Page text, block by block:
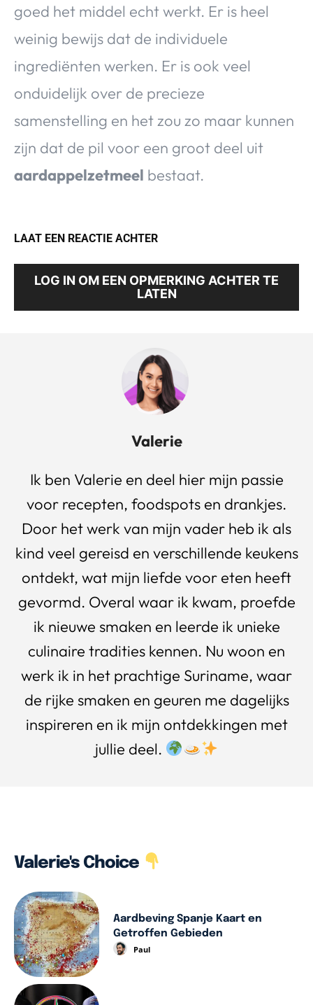
goed het middel echt werkt. Er is heel
weinig bewijs dat de individuele
ingrediënten werken. Er is ook veel
onduidelijk over de precieze
samenstelling en het zou zo maar kunnen
zijn dat de pil voor een groot deel uit
aardappelzetmeel bestaat.
LAAT EEN REACTIE ACHTER
LOG IN OM EEN OPMERKING ACHTER TE
LATEN
Valerie
Ik ben Valerie en deel hier mijn passie
voor recepten, foodspots en drankjes.
Door het werk van mijn vader heb ik als
kind veel gereisd en verschillende keukens
ontdekt, wat mijn liefde voor eten heeft
gevormd. Overal waar ik kwam, proefde
ik nieuwe smaken en leerde ik unieke
culinaire tradities kennen. Nu woon en
werk ik in het prachtige Suriname, waar
de rijke smaken en geuren me dagelijks
inspireren en ik mijn ontdekkingen met
jullie deel.
Valerie's Choice
Aardbeving Spanje Kaart en
Getroffen Gebieden
Paul